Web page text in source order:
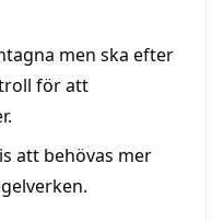
men ska efter
för att
att behövas mer